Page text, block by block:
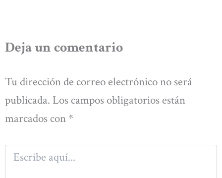
Deja un comentario
Tu dirección de correo electrónico no será
publicada. Los campos obligatorios están
marcados con *
Escribe
aquí...